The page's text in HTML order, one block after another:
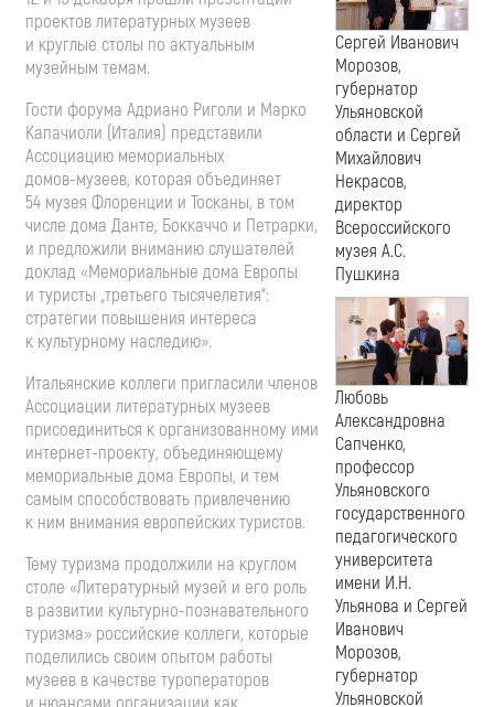
Сергей Иванович
Морозов,
губернатор
Ульяновской
области и Сергей
Михайлович
Некрасов,
директор
Всероссийского
музея А.С.
Пушкина
Любовь
Александровна
Сапченко,
профессор
Ульяновского
государственного
педагогического
университета
имени И.Н.
Ульянова и Сергей
Иванович
Морозов,
губернатор
Ульяновской
проектов литературных музеев
и круглые столы по актуальным
музейным темам.
Гости форума Адриано Риголи и Марко
Капачиоли (Италия) представили
Ассоциацию мемориальных
домов-музеев, которая объединяет
54 музея Флоренции и Тосканы, в том
числе дома Данте, Боккаччо и Петрарки,
и предложили вниманию слушателей
доклад «Мемориальные дома Европы
и туристы „третьего тысячелетия“:
стратегии повышения интереса
к культурному наследию».
Итальянские коллеги пригласили членов
Ассоциации литературных музеев
присоединиться к организованному ими
интернет-проекту, объединяющему
мемориальные дома Европы, и тем
самым способствовать привлечению
к ним внимания европейских туристов.
Тему туризма продолжили на круглом
столе «Литературный музей и его роль
в развитии культурно-познавательного
туризма» российские коллеги, которые
поделились своим опытом работы
музеев в качестве туроператоров